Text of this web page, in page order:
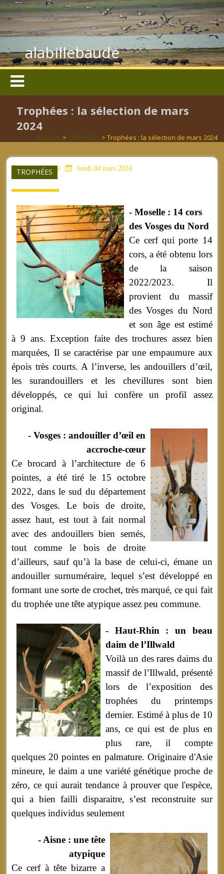
alabillebaude
Trophées : la sélection de mars
2024
ACCUEIL> TROPHÉES > Trophées : la sélection de mars 2024
TROPHÉES
aucun mot clé lundi 04 mars 2024
- Moselle : 14 cors
des Vosges du Nord
Ce cerf qui porte 14
cors, a été obtenu lors
de la saison
2022/2023. Il
provient du massif
des Vosges du Nord
et son âge est estimé
à 9 ans. Exception faite des trochures assez bien
marquées, Il se caractérise par une empaumure aux
épois très courts. A l’inverse, les andouillers d’œil,
les surandouillers et les chevillures sont bien
développés, ce qui lui confère un profil assez
original.
- Vosges : andouiller d’œil en
accroche-cœur
Ce brocard à l’architecture de 6
pointes, a été tiré le 15 octobre
2022, dans le sud du département
des Vosges. Le bois de droite,
assez haut, est tout à fait normal
avec des andouillers bien semés,
tout comme le bois de droite
d’ailleurs, sauf qu’à la base de celui-ci, émane un
andouiller surnuméraire, lequel s’est développé en
formant une sorte de crochet, très marqué, ce qui fait
du trophée une tête atypique assez peu commune.
- Haut-Rhin : un beau
daim de l’Illwald
Voilà un des rares daims du
massif de l’Illwald, présenté
lors de l’exposition des
trophées du printemps
dernier. Estimé à plus de 10
ans, ce qui est de plus en
plus rare, il compte
quelques 20 pointes en palmature. Originaire d'Asie
mineure, le daim a une variété génétique proche de
zéro, ce qui aurait tendance à prouver que l'espèce,
qui a bien failli disparaitre, s’est reconstruite sur
quelques individus seulement
- Aisne : une tête
atypique
Ce cerf à tête bizarre a